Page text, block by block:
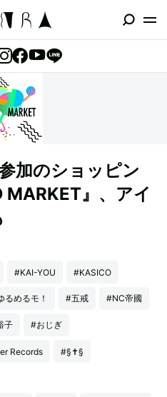
加のショッピン
』、アイ
#KAI-YOU #KASICO
るめるモ！ #五戒 #NC帝國
子 #おじぎ
Records #§✝§